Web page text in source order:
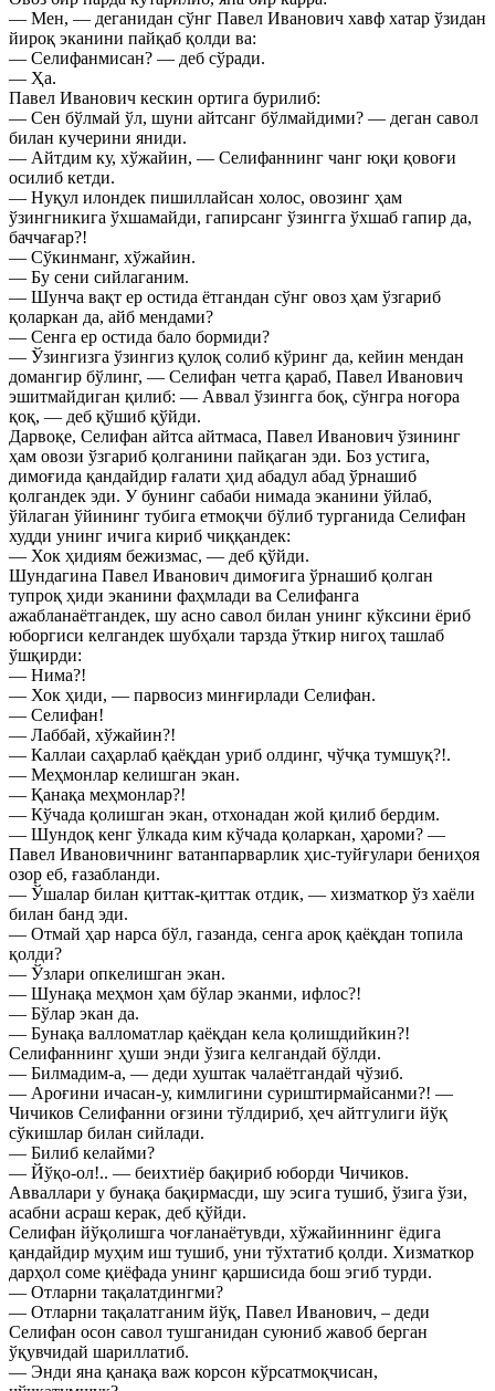
— Мен, — деганидан сўнг Павел Иванович хавф хатар ўзидан
йироқ эканини пайқаб қолди ва:
— Селифанмисан? — деб сўради.
— Ҳа.
Павел Иванович кескин ортига бурилиб:
— Сен бўлмай ўл, шуни айтсанг бўлмайдими? — деган савол
билан кучерини яниди.
— Айтдим ку, хўжайин, — Селифаннинг чанг юқи қовоғи
осилиб кетди.
— Нуқул илондек пишиллайсан холос, овозинг ҳам
ўзингникига ўхшамайди, гапирсанг ўзингга ўхшаб гапир да,
баччағар?!
— Сўкинманг, хўжайин.
— Бу сени сийлаганим.
— Шунча вақт ер остида ётгандан сўнг овоз ҳам ўзгариб
қоларкан да, айб мендами?
— Сенга ер остида бало бормиди?
— Ўзингизга ўзингиз қулоқ солиб кўринг да, кейин мендан
домангир бўлинг, — Селифан четга қараб, Павел Иванович
эшитмайдиган қилиб: — Аввал ўзингга боқ, сўнгра ноғора
қоқ, — деб қўшиб қўйди.
Дарвоқе, Селифан айтса айтмаса, Павел Иванович ўзининг
ҳам овози ўзгариб қолганини пайқаган эди. Боз устига,
димоғида қандайдир ғалати ҳид абадул абад ўрнашиб
қолгандек эди. У бунинг сабаби нимада эканини ўйлаб,
ўйлаган ўйининг тубига етмоқчи бўлиб турганида Селифан
худди унинг ичига кириб чиққандек:
— Хок ҳидиям бежизмас, — деб қўйди.
Шундагина Павел Иванович димоғига ўрнашиб қолган
тупроқ ҳиди эканини фаҳмлади ва Селифанга
ажабланаётгандек, шу асно савол билан унинг кўксини ёриб
юборгиси келгандек шубҳали тарзда ўткир нигоҳ ташлаб
ўшқирди:
— Нима?!
— Хок ҳиди, — парвосиз минғирлади Селифан.
— Селифан!
— Лаббай, хўжайин?!
— Каллаи саҳарлаб қаёқдан уриб олдинг, чўчқа тумшуқ?!.
— Меҳмонлар келишган экан.
— Қанақа меҳмонлар?!
— Кўчада қолишган экан, отхонадан жой қилиб бердим.
— Шундоқ кенг ўлкада ким кўчада қоларкан, ҳароми? —
Павел Ивановичнинг ватанпарварлик ҳис-туйғулари бениҳоя
озор еб, ғазабланди.
— Ўшалар билан қиттак-қиттак отдик, — хизматкор ўз хаёли
билан банд эди.
— Отмай ҳар нарса бўл, газанда, сенга ароқ қаёқдан топила
қолди?
— Ўзлари опкелишган экан.
— Шунақа меҳмон ҳам бўлар эканми, ифлос?!
— Бўлар экан да.
— Бунақа валломатлар қаёқдан кела қолишдийкин?!
Селифаннинг ҳуши энди ўзига келгандай бўлди.
— Билмадим-а, — деди хуштак чалаётгандай чўзиб.
— Ароғини ичасан-у, кимлигини суриштирмайсанми?! —
Чичиков Селифанни оғзини тўлдириб, ҳеч айтгулиги йўқ
сўкишлар билан сийлади.
— Билиб келайми?
— Йўқо-ол!.. — беихтиёр бақириб юборди Чичиков.
Авваллари у бунақа бақирмасди, шу эсига тушиб, ўзига ўзи,
асабни асраш керак, деб қўйди.
Селифан йўқолишга чоғланаётувди, хўжайиннинг ёдига
қандайдир муҳим иш тушиб, уни тўхтатиб қолди. Хизматкор
дарҳол соме қиёфада унинг қаршисида бош эгиб турди.
— Отларни тақалатдингми?
— Отларни тақалатганим йўқ, Павел Иванович, – деди
Селифан осон савол тушганидан суюниб жавоб берган
ўқувчидай шариллатиб.
— Энди яна қанақа важ корсон кўрсатмоқчисан,